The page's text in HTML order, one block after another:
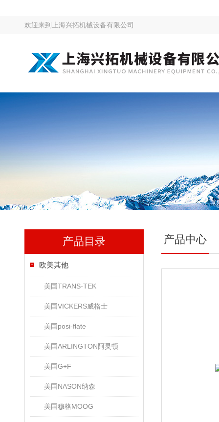
欢迎来到 上海兴拓机械设备有限公司
产品目录
欧美其他
美国TRANS-TEK
美国VICKERS威格士
美国posi-flate
美国ARLINGTON阿灵顿
美国G+F
美国NASON纳森
美国穆格MOOG
产品中心